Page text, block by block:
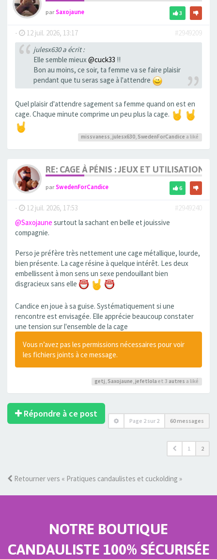
parSaxojaune 3
- 12 juil. 2026, 13:17
#2949209
julesx630 a écrit :
Elle semble mieux@cuck33 !!
Bon au moins, ce soir, ta femme va se faire plaisir
pendant que tu seras sage à l'attendre
Quel plaisir d'attendre sagement sa femme quand on est en
cage. Chaque minute comprime un peu plus la cage.
missvaness, julesx630, SwedenForCandice a liké
RE: CAGE À PÉNIS : JEUX ET UTILISATION,
parSwedenForCandice 6
- 12 juil. 2026, 17:53
#2949240
@Saxojaune surtout la sachant en belle et jouissive
compagnie.
Perso je préfère très nettement une cage métallique, lourde,
bien présente. La cage résine à quelque intérêt. Les deux
embellissent à mon sens un sexe pendouillant bien
disgracieux sans elle
Candice en joue à sa guise. Systématiquement si une
rencontre est envisagée. Elle apprécie beaucoup constater
une tension sur l'ensemble de la cage
Vous n’avez pas les permissions nécessaires pour voir
les fichiers joints à ce message.
getj, Saxojaune, jefetlola et 3 autres a liké
Répondre à ce post
Page 2 sur 2 60 messages
1 2
Retourner vers « Pratiques candaulistes et cuckolding »
NOTRE BOUTIQUE
CANDAULISTE 100% SÉCURISÉE